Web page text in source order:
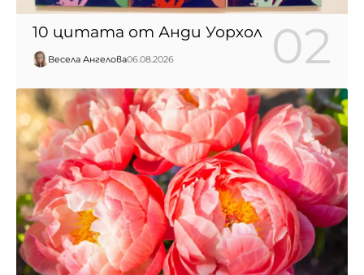
10 цитата от Анди Уорхол
Весела Ангелова06.08.2026